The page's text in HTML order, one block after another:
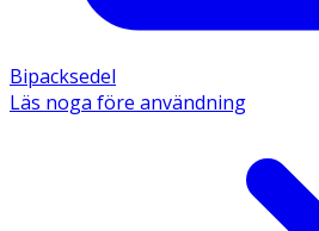
Bipacksedel
Läs noga före användning